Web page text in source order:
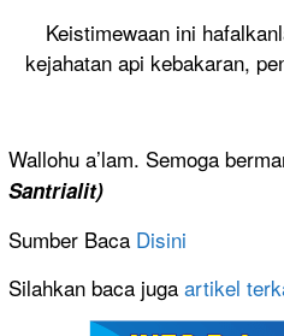
Keistimewaan ini
kejahatan api kebakaran,
Wallohu a’lam. Semoga
Santrialit)
Sumber Baca Disini
Silahkan baca juga artikel